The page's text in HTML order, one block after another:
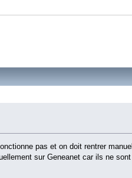
pas et on doit rentrer
sur Geneanet car ils ne